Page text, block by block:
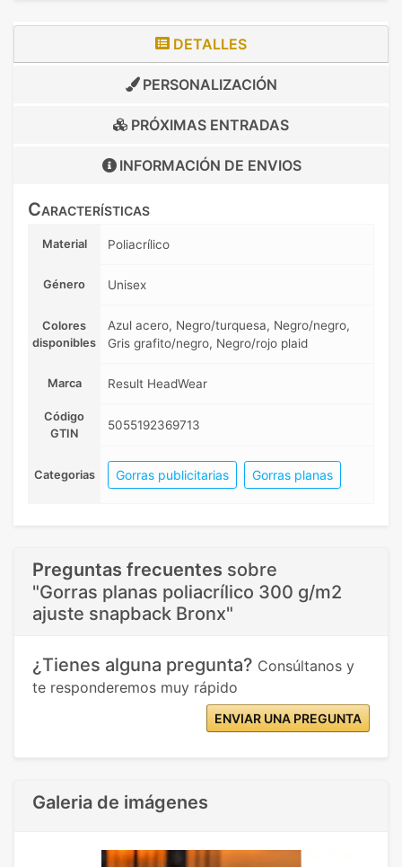
DETALLES
PERSONALIZACIÓN
PRÓXIMAS ENTRADAS
INFORMACIÓN DE ENVIOS
Características
Material Poliacrílico
Género Unisex
Colores
disponibles
Azul acero, Negro/turquesa, Negro/negro,
Gris grafito/negro, Negro/rojo plaid
Marca Result HeadWear
Código
GTIN
5055192369713
Categorias Gorras publicitarias Gorras planas
Preguntas frecuentes sobre
"Gorras planas poliacrílico 300 g/m2
ajuste snapback Bronx"
¿Tienes alguna pregunta? Consúltanos y
te responderemos muy rápido
ENVIAR UNA PREGUNTA
Galeria de imágenes